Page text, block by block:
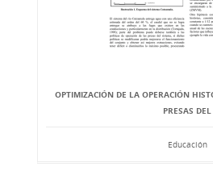
OPTIMIZACIÓN DE LA OPERACIÓN
PRESAS DEL
Educación